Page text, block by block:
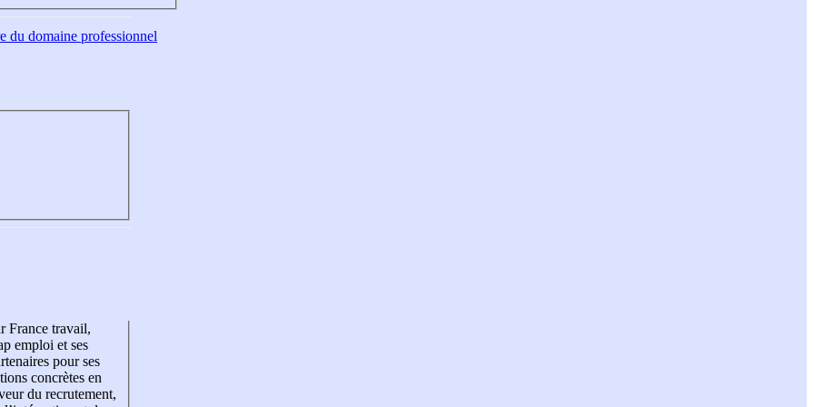
du domaine professionnel
France travail,
emploi et ses
pour ses
concrètes en
du recrutement,